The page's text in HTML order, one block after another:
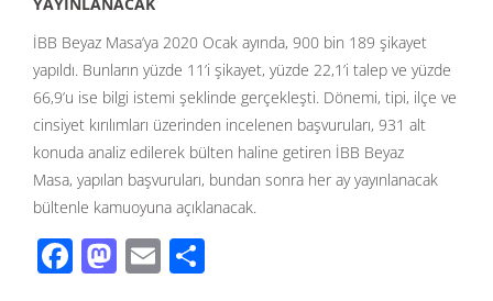
İBB Beyaz Masa’ya 2020 Ocak ayında, 900 bin 189 şikayet
yapıldı. Bunların yüzde 11’i şikayet, yüzde 22,1’i talep ve yüzde
66,9’u ise bilgi istemi şeklinde gerçekleşti. Dönemi, tipi, ilçe ve
cinsiyet kırılımları üzerinden incelenen başvuruları, 931 alt
konuda analiz edilerek bülten haline getiren İBB Beyaz
Masa, yapılan başvuruları, bundan sonra her ay yayınlanacak
bültenle kamuoyuna açıklanacak.
F M E